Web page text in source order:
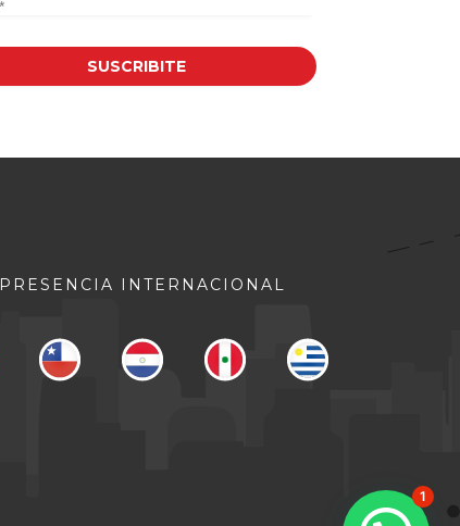
PRESENCIA INTERNACIONAL
1